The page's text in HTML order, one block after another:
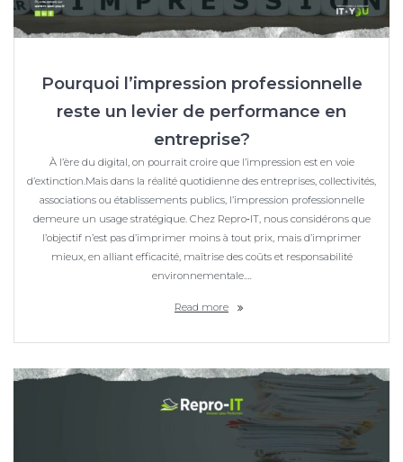
Pourquoi l’impression professionnelle
reste un levier de performance en
entreprise?
À l’ère du digital, on pourrait croire que l’impression est en voie
d’extinction.Mais dans la réalité quotidienne des entreprises, collectivités,
associations ou établissements publics, l’impression professionnelle
demeure un usage stratégique. Chez Repro‑IT, nous considérons que
l’objectif n’est pas d’imprimer moins à tout prix, mais d’imprimer
mieux, en alliant efficacité, maîtrise des coûts et responsabilité
environnementale.…
Read more